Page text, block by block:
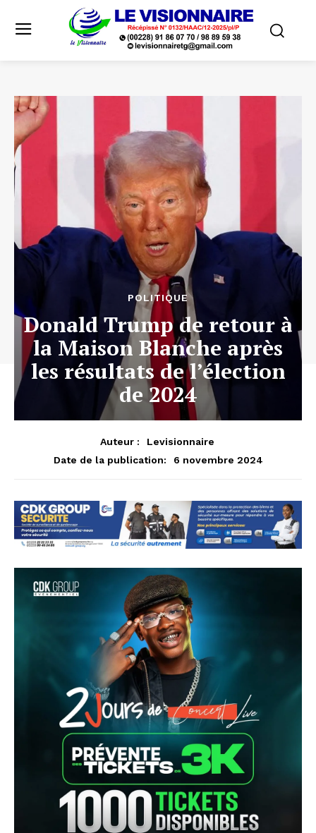
POLITIQUE
Donald Trump de retour à
la Maison Blanche après
les résultats de l’élection
de 2024
Auteur :
Levisionnaire
Date de la publication:
6 novembre 2024